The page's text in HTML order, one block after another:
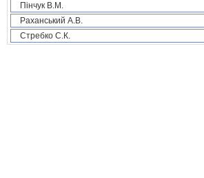
Пінчук В.М.
Раханський А.В.
Стребко С.К.